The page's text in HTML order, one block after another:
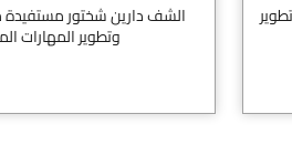
الشف دارين شختور
وتطوير المهارات